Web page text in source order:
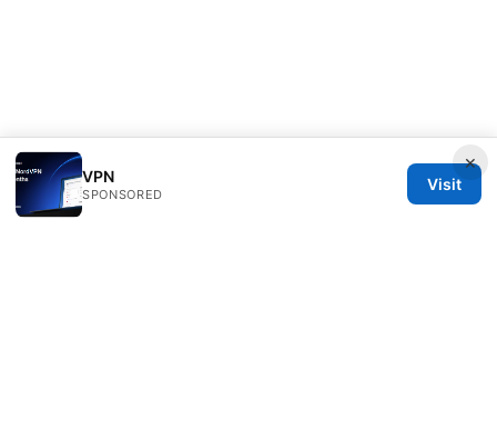
×
VPN
SPONSORED
Visit